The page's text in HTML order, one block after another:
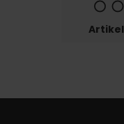
Artikel